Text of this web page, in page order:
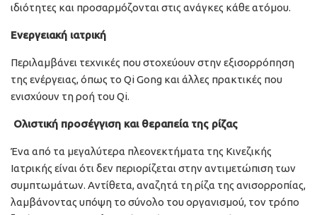
ιδιότητες και προσαρμόζονται στις ανάγκες κάθε ατόμου.
Ενεργειακή ιατρική
Περιλαμβάνει τεχνικές που στοχεύουν στην εξισορρόπηση
της ενέργειας, όπως το Qi Gong και άλλες πρακτικές που
ενισχύουν τη ροή του Qi.
Ολιστική προσέγγιση και θεραπεία της ρίζας
Ένα από τα μεγαλύτερα πλεονεκτήματα της Κινεζικής
Ιατρικής είναι ότι δεν περιορίζεται στην αντιμετώπιση των
συμπτωμάτων. Αντίθετα, αναζητά τη ρίζα της ανισορροπίας,
λαμβάνοντας υπόψη το σύνολο του οργανισμού, τον τρόπο